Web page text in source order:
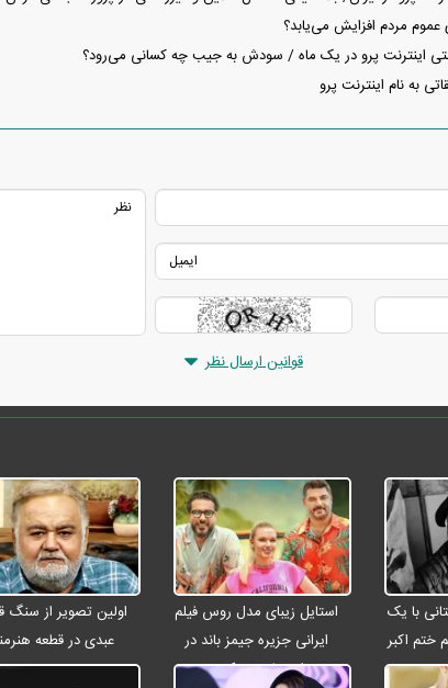
عموم مردم افزایش می‌یابد؟
به نام اینترنت پرو
قوانین ارسال نظر
با یک
ختم اکبر
استایل زیبای مدل روس فیلم
ایرانی جزیره جیمز باند در
اصفهان + عکس
اولین تصویر از سنگ
عبدی در قطعه